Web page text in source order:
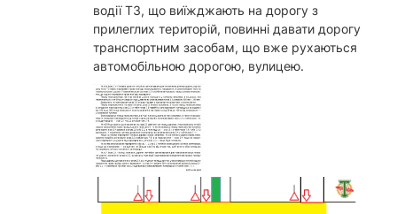
водії ТЗ, що виїжджають на дорогу з
прилеглих територій, повинні давати дорогу
транспортним засобам, що вже рухаються
автомобільною дорогою, вулицею.